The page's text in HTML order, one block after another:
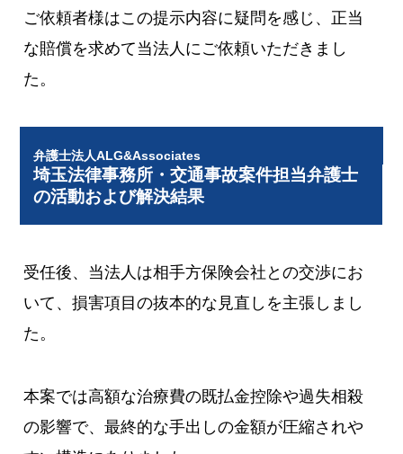
ご依頼者様はこの提示内容に疑問を感じ、正当
な賠償を求めて当法人にご依頼いただきまし
た。
弁護士法人ALG&Associates
埼玉法律事務所・交通事故案件担当弁護士
の活動および解決結果
受任後、当法人は相手方保険会社との交渉にお
いて、損害項目の抜本的な見直しを主張しまし
た。
本案では高額な治療費の既払金控除や過失相殺
の影響で、最終的な手出しの金額が圧縮されや